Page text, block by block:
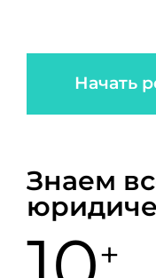
Начать
Знаем
+